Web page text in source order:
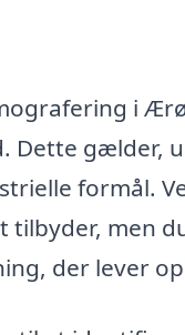
i
Dette gælder,
formål.
men
der lever